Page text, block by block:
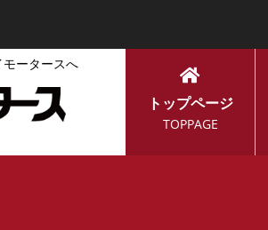
ータースへ
トップページ
TOPPAGE